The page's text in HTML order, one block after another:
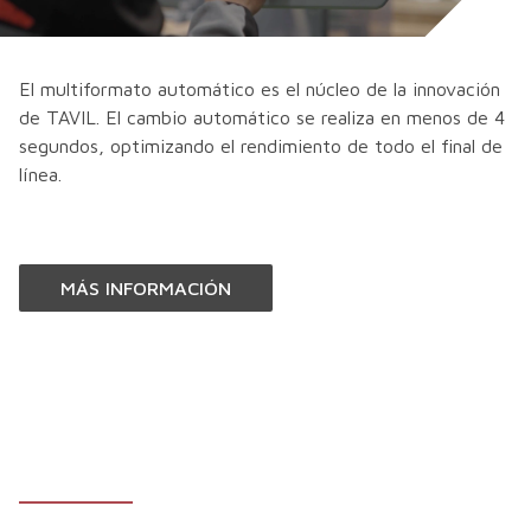
El multiformato automático es el núcleo de la innovación
de TAVIL. El cambio automático se realiza en menos de 4
segundos, optimizando el rendimiento de todo el final de
línea.
MÁS INFORMACIÓN